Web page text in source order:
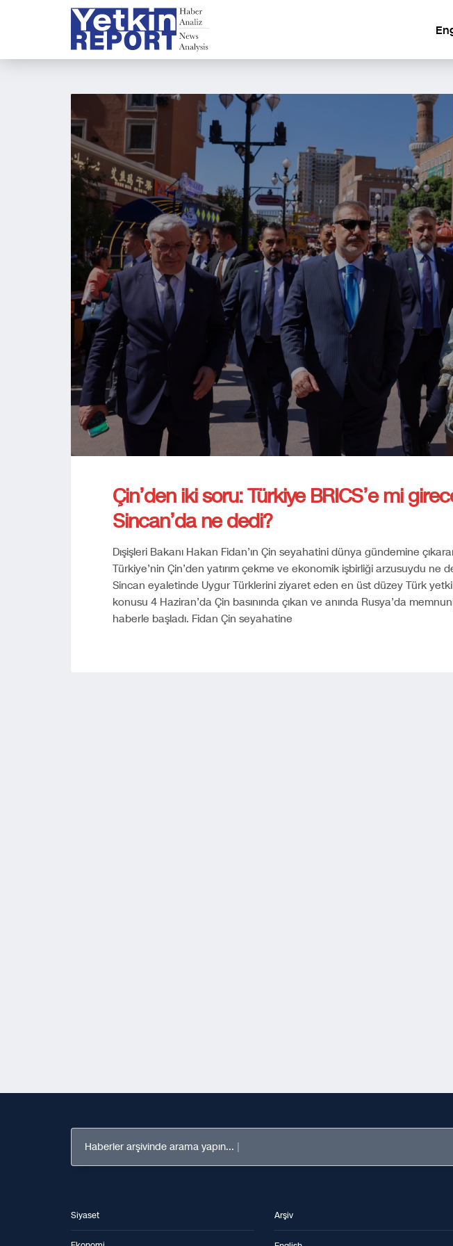
Çin’den iki soru: Türkiye BRICS’e mi
Sincan’da ne dedi?
Dışişleri Bakanı Hakan Fidan’ın Çin seyahatini dünya gündemine
Türkiye’nin Çin’den yatırım çekme ve ekonomik işbirliği arzusuydu ne
Sincan eyaletinde Uygur Türklerini ziyaret eden en üst düzey Türk
konusu 4 Haziran’da Çin basınında çıkan ve anında Rusya’da
haberle başladı. Fidan Çin seyahatine
Haberler arşivinde arama yapın...
Siyaset Arşiv